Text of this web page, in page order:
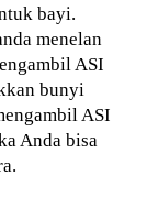
bayi.
menelan
ASI
bunyi
ASI
Anda bisa